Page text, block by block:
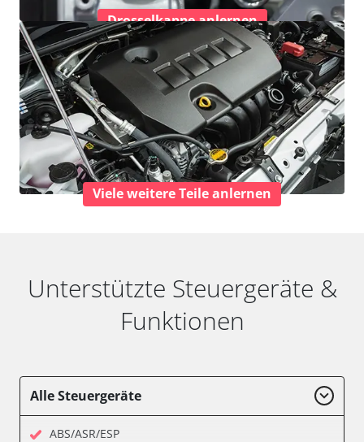
Drosselkappe anlernen
Viele weitere Teile anlernen
Unterstützte Steuergeräte &
Funktionen
Alle Steuergeräte
ABS/ASR/ESP